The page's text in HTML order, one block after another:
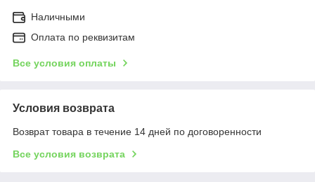
Наличными
Оплата по реквизитам
Все условия оплаты
Условия возврата
Возврат товара в течение 14 дней по договоренности
Все условия возврата